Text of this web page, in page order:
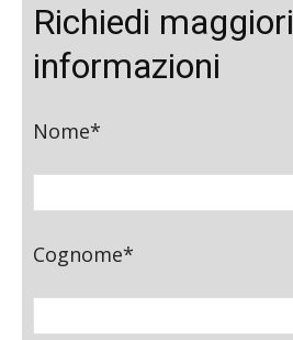
Richiedi maggiori
informazioni
Nome*
Cognome*